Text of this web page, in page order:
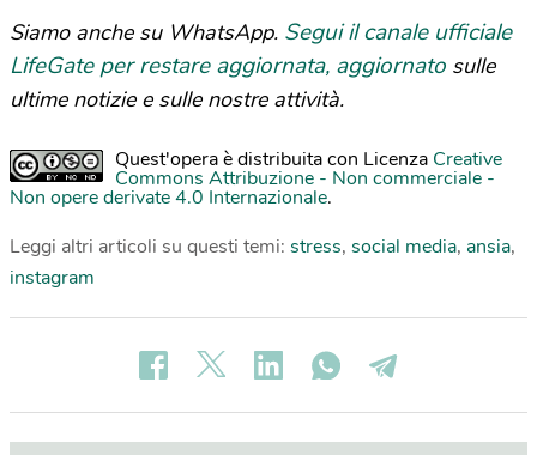
Siamo anche su WhatsApp. Segui il canale ufficiale
LifeGate per restare aggiornata, aggiornato sulle
ultime notizie e sulle nostre attività.
Quest'opera è distribuita con Licenza Creative
Commons Attribuzione - Non commerciale -
Non opere derivate 4.0 Internazionale.
Leggi altri articoli su questi temi: stress, social media, ansia,
instagram